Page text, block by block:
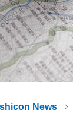
News